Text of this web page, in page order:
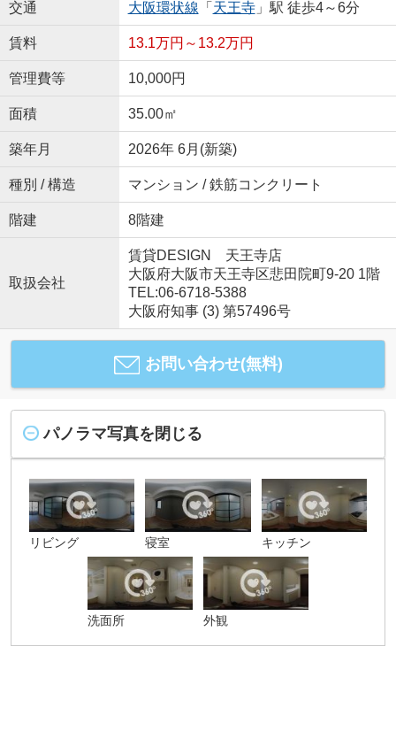
交通 大阪環状線 「 天王寺」駅 徒歩4～6分
賃料 13.1万円～13.2万円
管理費等 10,000円
面積 35.00㎡
築年月 2026年 6月(新築)
種別 / 構造 マンション / 鉄筋コンクリート
階建 8階建
取扱会社
賃貸DESIGN 天王寺店
大阪府大阪市天王寺区悲田院町9-20 1階
TEL:06-6718-5388
大阪府知事 (3) 第57496号
お問い合わせ(無料)
パノラマ写真を閉じる
リビング 寝室 キッチン
洗面所 外観